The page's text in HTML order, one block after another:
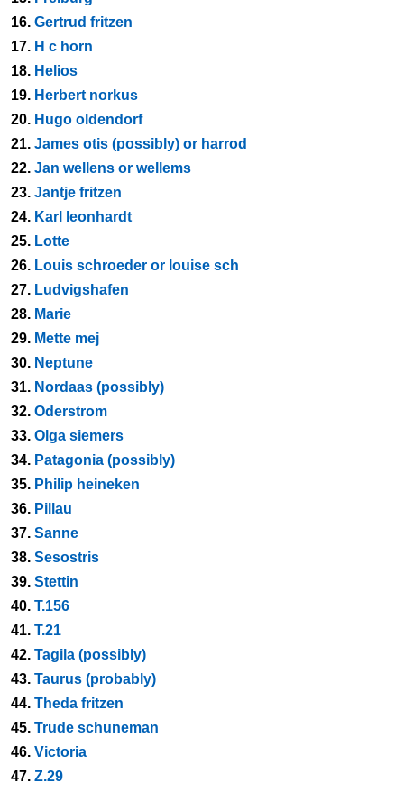
16. Gertrud fritzen
17. H c horn
18. Helios
19. Herbert norkus
20. Hugo oldendorf
21. James otis (possibly) or harrod
22. Jan wellens or wellems
23. Jantje fritzen
24. Karl leonhardt
25. Lotte
26. Louis schroeder or louise sch
27. Ludvigshafen
28. Marie
29. Mette mej
30. Neptune
31. Nordaas (possibly)
32. Oderstrom
33. Olga siemers
34. Patagonia (possibly)
35. Philip heineken
36. Pillau
37. Sanne
38. Sesostris
39. Stettin
40. T.156
41. T.21
42. Tagila (possibly)
43. Taurus (probably)
44. Theda fritzen
45. Trude schuneman
46. Victoria
47. Z.29